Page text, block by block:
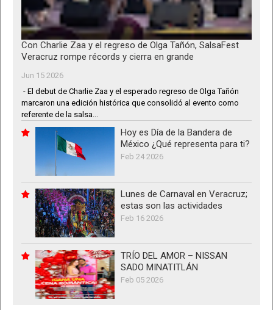
Con Charlie Zaa y el regreso de Olga Tañón, SalsaFest
Veracruz rompe récords y cierra en grande
Jun 15 2026
- El debut de Charlie Zaa y el esperado regreso de Olga Tañón
marcaron una edición histórica que consolidó al evento como
referente de la salsa...
Hoy es Día de la Bandera de
México ¿Qué representa para ti?
Feb 24 2026
Lunes de Carnaval en Veracruz;
estas son las actividades
Feb 16 2026
TRÍO DEL AMOR – NISSAN
SADO MINATITLÁN
Feb 05 2026